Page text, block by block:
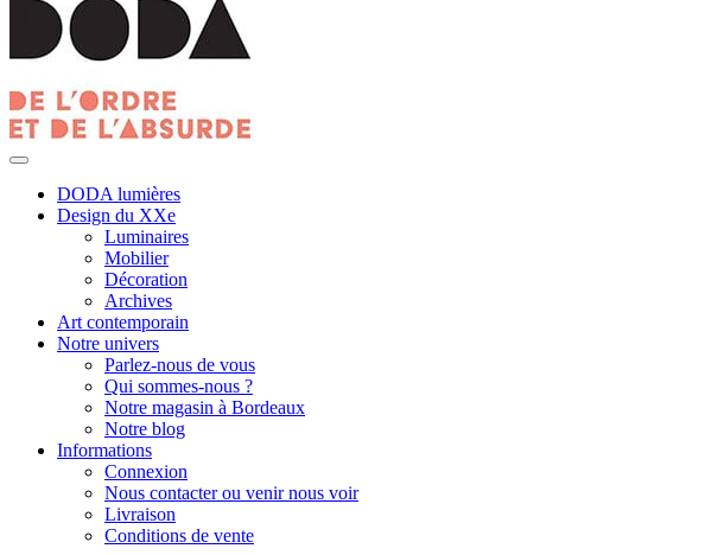
DODA lumières
Design du XXe
Luminaires
Mobilier
Décoration
Archives
Art contemporain
Notre univers
Parlez-nous de vous
Qui sommes-nous ?
Notre magasin à Bordeaux
Notre blog
Informations
Connexion
Nous contacter ou venir nous voir
Livraison
Conditions de vente